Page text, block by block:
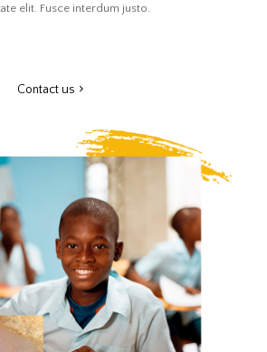
elit. Fusce interdum justo.
Contact us